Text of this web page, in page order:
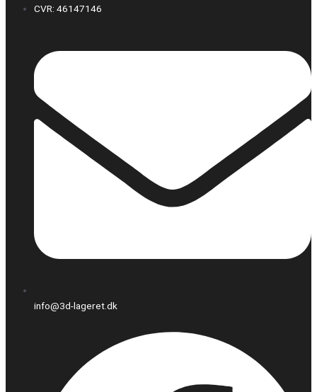
CVR: 46147146
info@3d-lageret.dk